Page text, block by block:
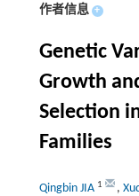
作者信息 +
Genetic
Growth
Selection
Families
Qingbin JIA 1 ,